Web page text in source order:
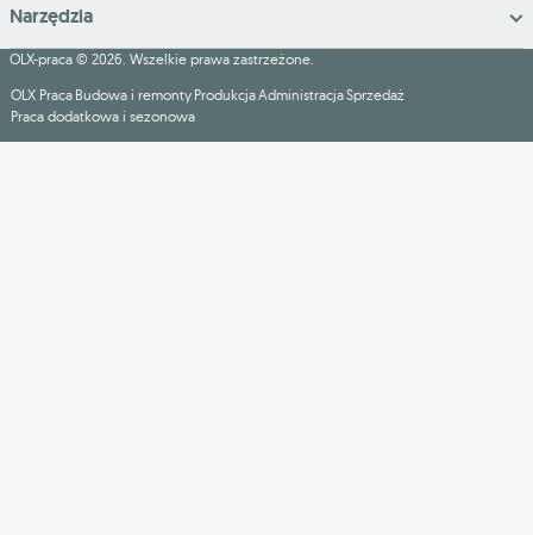
Narzędzia
OLX-praca © 2026. Wszelkie prawa zastrzeżone.
OLX Praca Budowa i remonty ProdukcjaAdministracjaSprzedaż
Praca dodatkowa i sezonowa